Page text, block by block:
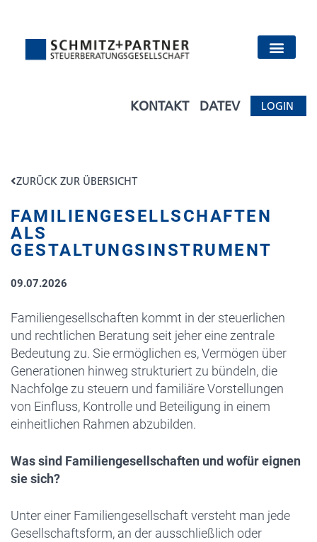
KONTAKT DATEV LOGIN
ZURÜCK ZUR ÜBERSICHT
FAMILIENGESELLSCHAFTEN
ALS
GESTALTUNGSINSTRUMENT
09.07.2026
Familiengesellschaften kommt in der steuerlichen
und rechtlichen Beratung seit jeher eine zentrale
Bedeutung zu. Sie ermöglichen es, Vermögen über
Generationen hinweg strukturiert zu bündeln, die
Nachfolge zu steuern und familiäre Vorstellungen
von Einfluss, Kontrolle und Beteiligung in einem
einheitlichen Rahmen abzubilden.
Was sind Familiengesellschaften und wofür eignen
sie sich?
Unter einer Familiengesellschaft versteht man jede
Gesellschaftsform, an der ausschließlich oder